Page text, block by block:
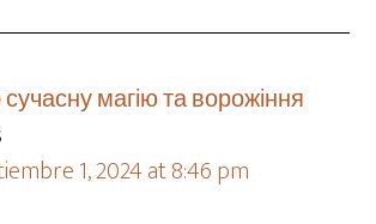
магію та ворожіння
1, 2024 at 8:46 pm